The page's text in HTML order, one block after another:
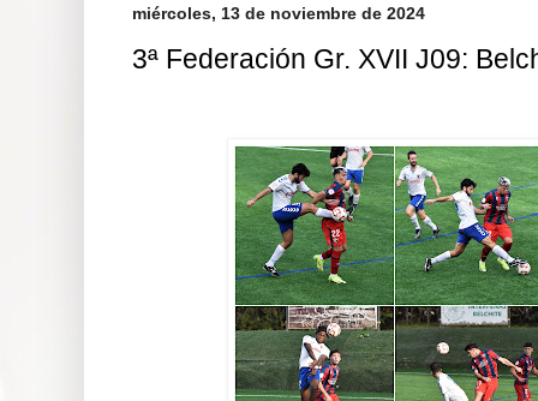
miércoles, 13 de noviembre de 2024
3ª Federación Gr. XVII J09: